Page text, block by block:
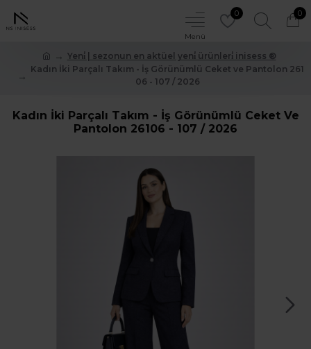
0 0
Yeni̇ | sezonun en aktüel yeni̇ ürünleri̇ inisess ®
Kadın İki Parçalı Takım - İş Görünümlü Ceket ve Pantolon 261
06 - 107 / 2026
Kadın İki Parçalı Takım - İş Görünümlü Ceket Ve
Pantolon 26106 - 107 / 2026